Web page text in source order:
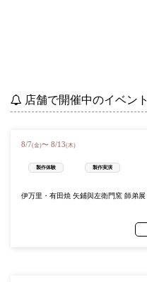
店舗で開催中のイベント
8/7(金)〜 8/13(木)
製作体験 製作実演
伊万里・有田焼 矢鋪與左衛門窯 師弟展